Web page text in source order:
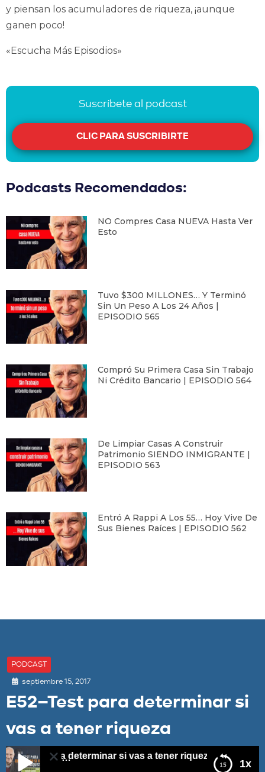
y piensan los acumuladores de riqueza, ¡aunque
ganen poco!
«Escucha Más Episodios»
Suscríbete al podcast
CLIC PARA SUSCRIBIRTE
Podcasts Recomendados:
NO Compres Casa NUEVA Hasta Ver
Esto
Tuvo $300 MILLONES… Y Terminó
Sin Un Peso A Los 24 Años |
EPISODIO 565
Compró Su Primera Casa Sin Trabajo
Ni Crédito Bancario | EPISODIO 564
De Limpiar Casas A Construir
Patrimonio SIENDO INMIGRANTE |
EPISODIO 563
Entró A Rappi A Los 55… Hoy Vive De
Sus Bienes Raíces | EPISODIO 562
PODCAST
septiembre 15, 2017
E52–Test para determinar si
vas a tener riqueza
1x
para determinar si vas a tener riqueza